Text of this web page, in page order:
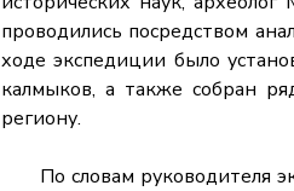
проводились посредством
ходе экспедиции было
калмыков, а также собран
региону.
По словам руководителя